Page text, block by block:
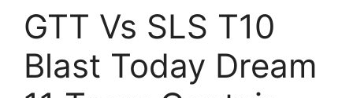
GTT Vs SLS T10
Blast Today Dream